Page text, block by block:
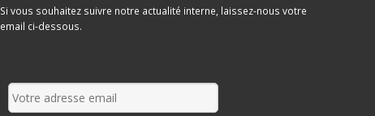
Si vous souhaitez suivre notre actualité interne, laissez-nous votre
email ci-dessous.